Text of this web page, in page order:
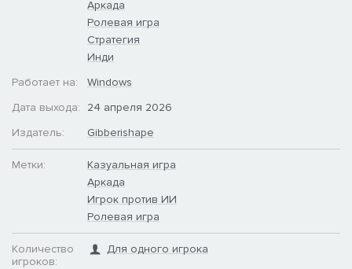
Аркада
Ролевая игра
Стратегия
Инди
Работает на:
Windows
Дата выхода:
24 апреля 2026
Издатель:
Gibberishape
Метки:
Казуальная игра
Аркада
Игрок против ИИ
Ролевая игра
Количество
игроков:
Для одного игрока